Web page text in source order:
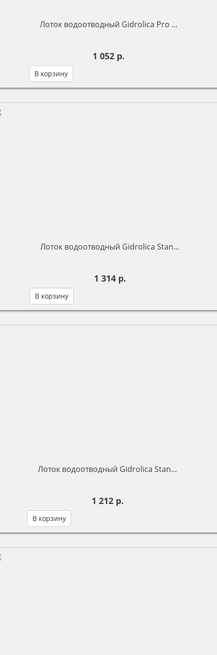
Лоток водоотводный Gidrolica Pro ...
1 052 р.
В корзину
Лоток водоотводный Gidrolica Stan...
1 314 р.
В корзину
Лоток водоотводный Gidrolica Stan...
1 212 р.
В корзину